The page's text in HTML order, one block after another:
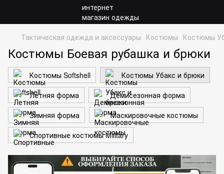
Тактическая одежда и аксессуары Костюмы Костюмы
Костюмы Боевая рубашка и брюки
Костюмы Softshell
Костюмы Убакс и брюки
Летняя форма
Демисезонная форма
Зимняя форма
Маскировочные костюмы
Спортивные костюмы Military